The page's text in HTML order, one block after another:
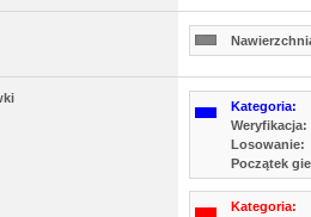
Kategoria:
Weryfikacja:
Losowanie:
Początek
Kategoria: